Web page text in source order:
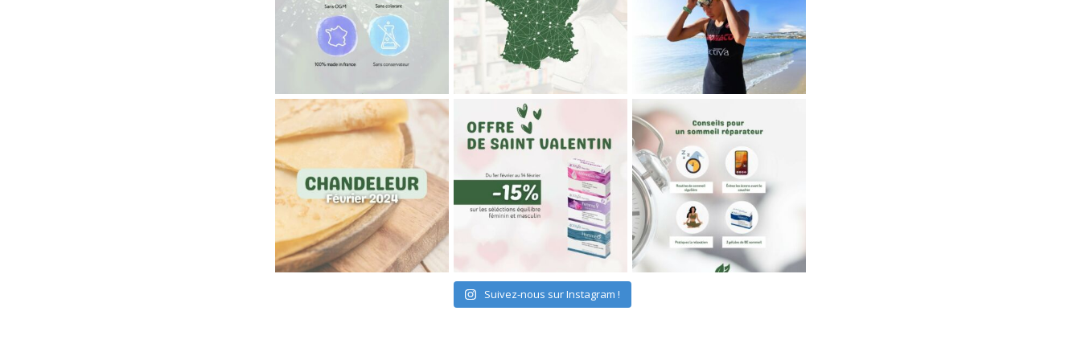
Suivez-nous sur Instagram !